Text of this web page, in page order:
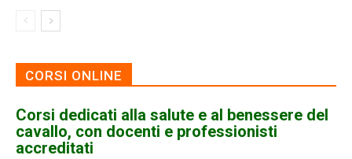
CORSI ONLINE
Corsi dedicati alla salute e al benessere del
cavallo, con docenti e professionisti
accreditati